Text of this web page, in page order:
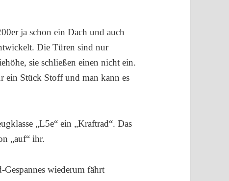
ja schon ein Dach und auch
Die Türen sind nur
sie schließen einen nicht ein.
ein Stück Stoff und man kann es
„L5e“ ein „Kraftrad“. Das
„auf“ ihr.
wiederum fährt